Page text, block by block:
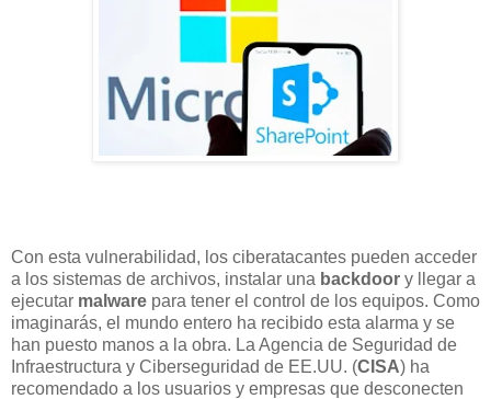
Con esta vulnerabilidad, los ciberatacantes pueden acceder
a los sistemas de archivos, instalar una backdoor y llegar a
ejecutar malware para tener el control de los equipos. Como
imaginarás, el mundo entero ha recibido esta alarma y se
han puesto manos a la obra. La Agencia de Seguridad de
Infraestructura y Ciberseguridad de EE.UU. (CISA) ha
recomendado a los usuarios y empresas que desconecten